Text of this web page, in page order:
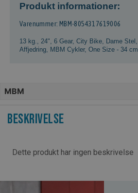
Produkt informationer:
Varenummer: MBM-8054317619006
13 kg. 24" 6 Gear, City Bike Dame Stel
Affjedring MBM Cykler, One Size - 34 cm
MBM
Beskrivelse
Dette produkt har ingen beskrivelse